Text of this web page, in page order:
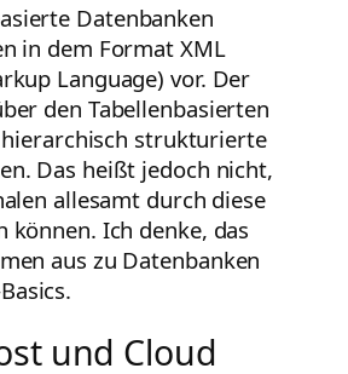
Datenbanken
in dem Format XML
Language) vor. Der
den Tabellenbasierten
hierarchisch strukturierte
Das heißt jedoch nicht,
allesamt durch diese
können. Ich denke, das
aus zu Datenbanken
und Cloud